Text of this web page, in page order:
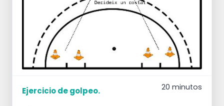
Ejercicio de golpeo. 20 minutos